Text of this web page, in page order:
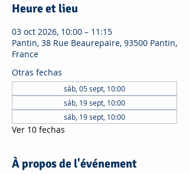
Heure et lieu
03 oct 2026, 10:00 – 11:15
Pantin, 38 Rue Beaurepaire, 93500 Pantin,
France
Otras fechas
sáb, 05 sept, 10:00
sáb, 19 sept, 10:00
sáb, 19 sept, 10:00
Ver 10 fechas
À propos de l'événement